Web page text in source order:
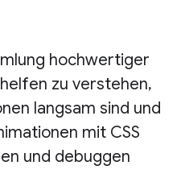
hochwertiger
zu verstehen,
langsam sind und
mit CSS
und debuggen